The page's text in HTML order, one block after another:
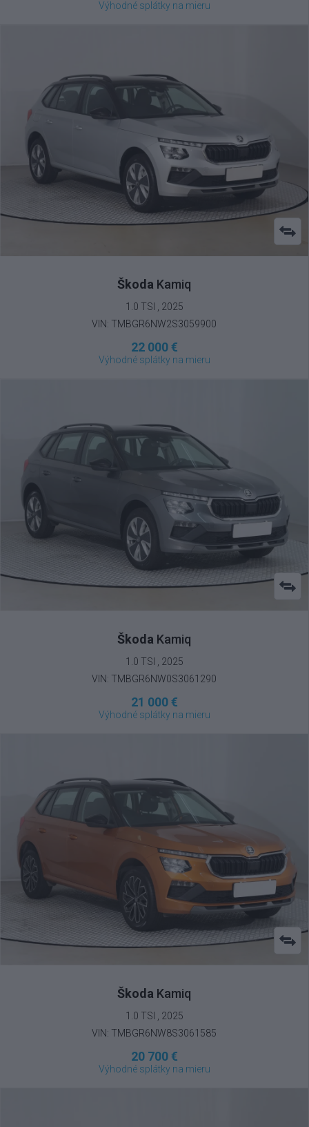
Výhodné splátky na mieru
Škoda Kamiq
1.0 TSI , 2025
VIN: TMBGR6NW2S3059900
22 000 €
Výhodné splátky na mieru
Škoda Kamiq
1.0 TSI , 2025
VIN: TMBGR6NW0S3061290
21 000 €
Výhodné splátky na mieru
Škoda Kamiq
1.0 TSI , 2025
VIN: TMBGR6NW8S3061585
20 700 €
Výhodné splátky na mieru